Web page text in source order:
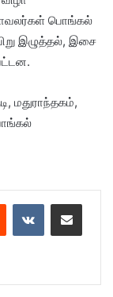
பொங்கல்
இழுத்தல், இசை
மதுராந்தகம்,
Reddit VKontakteShare via Email